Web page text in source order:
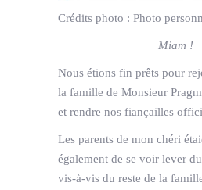
Crédits photo : Photo
Miam !
Nous étions fin prêts pour
la famille de Monsieur
et rendre nos fiançailles
Les parents de mon chéri
également de se voir lever
vis-à-vis du reste de la